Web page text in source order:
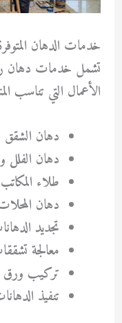
خدمات الدهان
تشمل خدمات
الأعمال التي تناسب
دهان الشقق
دهان الفلل
طلاء
دهان
تجديد
معالجة
تركيب ورق
تنفيذ